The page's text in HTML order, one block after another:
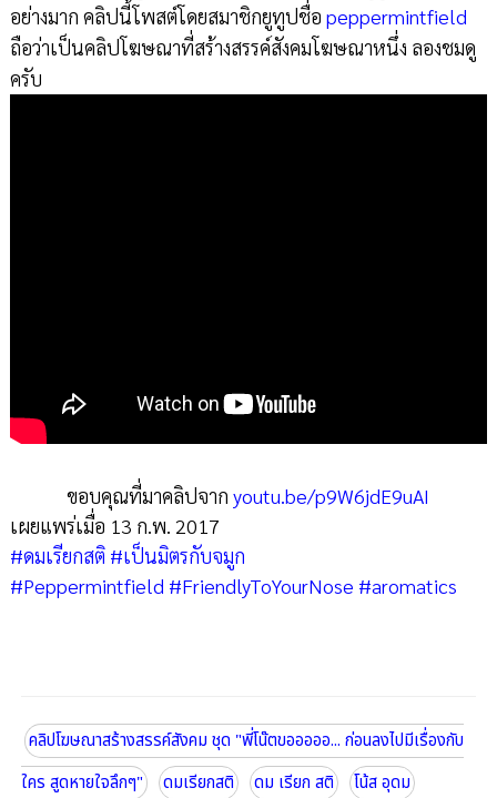
อย่างมาก คลิปนี้โพสต์โดยสมาชิกยูทูปชื่อ peppermintfield
ถือว่าเป็นคลิปโฆษณาที่สร้างสรรค์สังคมโฆษณาหนึ่ง ลองชมดู
ครับ
ขอบคุณที่มาคลิปจากyoutu.be/p9W6jdE9uAI
เผยแพร่เมื่อ 13 ก.พ. 2017
#ดมเรียกสติ #เป็นมิตรกับจมูก
#Peppermintfield #FriendlyToYourNose #aromatics
คลิปโฆษณาสร้างสรรค์สังคม ชุด "พี่โน๊ตขอออออ... ก่อนลงไปมีเรื่องกับ
ใคร สูดหายใจลึกๆ"
ดมเรียกสติ ดม เรียก สติ
โน้ส อุดม